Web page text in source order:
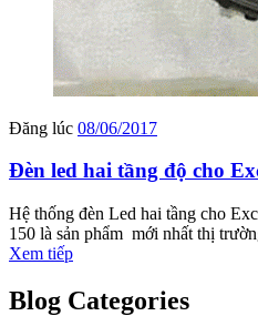
Đăng lúc 08/06/2017
Đèn led hai tầng độ cho
Hệ thống đèn Led hai tầng cho
150 là sản phẩm mới nhất thị
Xem tiếp
Blog Categories